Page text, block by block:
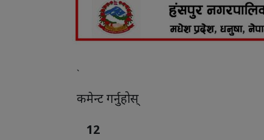
`
कमेन्ट गर्नुहोस्
12